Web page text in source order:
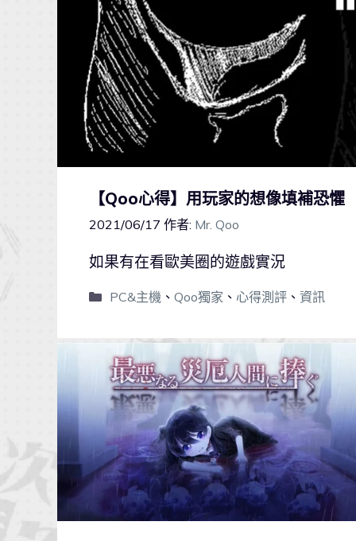
【Qoo心得】用玩家的想像填補恐
2021/06/17 作者: Mr. Qoo
如果有在看歐美圈的遊戲實況
PC&主機 、 Qoo獨家 、 心得測評、 資訊